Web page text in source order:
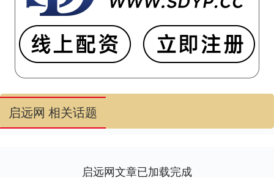
启远网 相关话题
启远网文章已加载完成